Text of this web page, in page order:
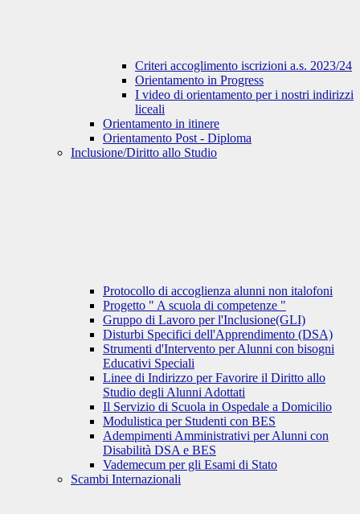
Criteri accoglimento iscrizioni a.s. 2023/24
Orientamento in Progress
I video di orientamento per i nostri indirizzi
liceali
Orientamento in itinere
Orientamento Post - Diploma
Inclusione/Diritto allo Studio
Protocollo di accoglienza alunni non italofoni
Progetto " A scuola di competenze "
Gruppo di Lavoro per l'Inclusione(GLI)
Disturbi Specifici dell'Apprendimento (DSA)
Strumenti d'Intervento per Alunni con bisogni
Educativi Speciali
Linee di Indirizzo per Favorire il Diritto allo
Studio degli Alunni Adottati
Il Servizio di Scuola in Ospedale a Domicilio
Modulistica per Studenti con BES
Adempimenti Amministrativi per Alunni con
Disabilità DSA e BES
Vademecum per gli Esami di Stato
Scambi Internazionali